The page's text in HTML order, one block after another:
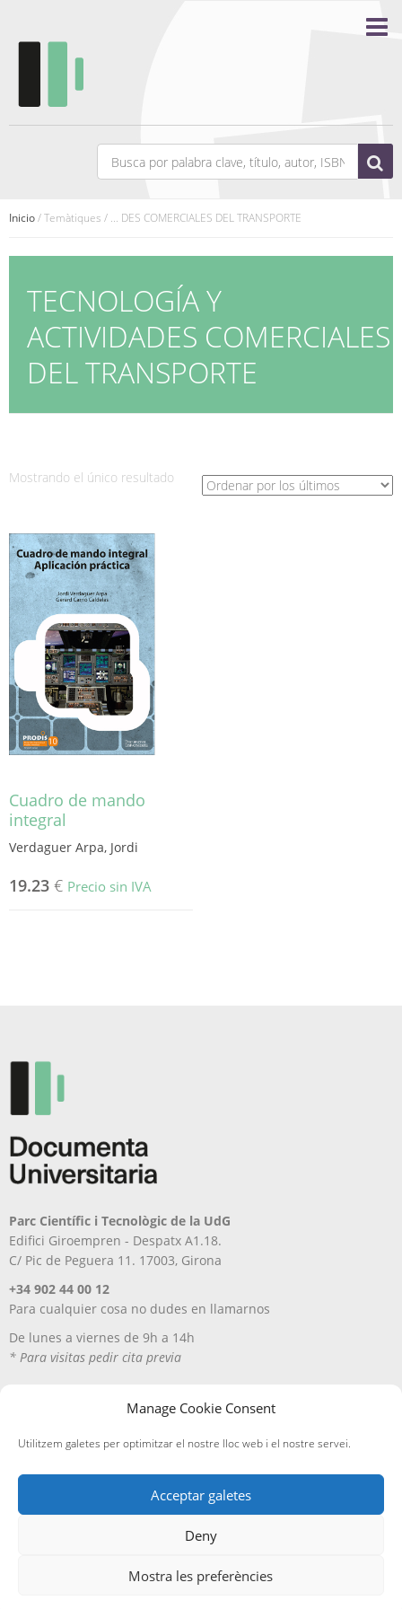
Manage Cookie Consent
Utilitzem galetes per optimitzar el nostre lloc web i el nostre servei.
Acceptar galetes
Deny
Mostra les preferències
Inicio/ Temàtiques / ... DES COMERCIALES DEL TRANSPORTE
TECNOLOGÍA Y
ACTIVIDADES COMERCIALES
DEL TRANSPORTE
Mostrando el único resultado
Cuadro de mando
integral
Verdaguer Arpa, Jordi
19.23 € Precio sin IVA
Parc Científic i Tecnològic de la UdG
Edifici Giroempren - Despatx A1.18.
C/ Pic de Peguera 11. 17003, Girona
+34 902 44 00 12
Para cualquier cosa no dudes en llamarnos
De lunes a viernes de 9h a 14h
* Para visitas pedir cita previa
Política de privacitat